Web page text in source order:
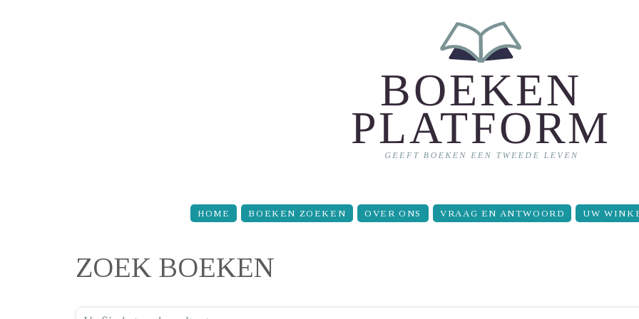
HOME BOEKEN ZOEKEN OVER ONS VRAAG EN ANTWOORD UW
ZOEK BOEKEN